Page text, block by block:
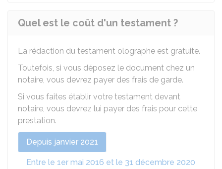
Quel est le coût d'un testament ?
La rédaction du testament olographe est gratuite.
Toutefois, si vous déposez le document chez un
notaire, vous devrez payer des frais de garde.
Si vous faites établir votre testament devant
notaire, vous devrez lui payer des frais pour cette
prestation.
Depuis janvier 2021
Entre le 1er mai 2016 et le 31 décembre 2020